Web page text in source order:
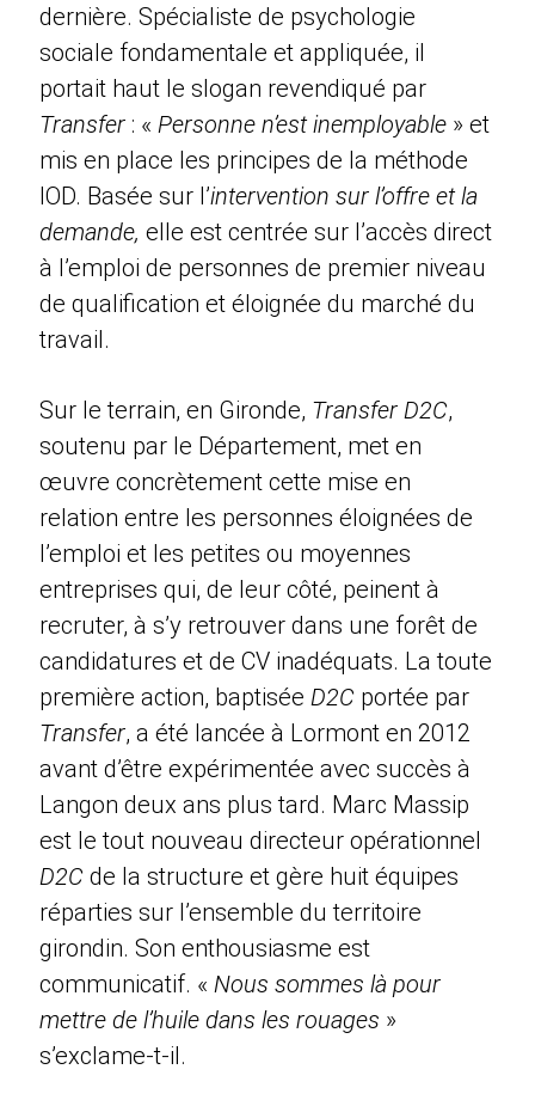
dernière. Spécialiste de psychologie
sociale fondamentale et appliquée, il
portait haut le slogan revendiqué par
Transfer : «Personne n’est inemployable » et
mis en place les principes de la méthode
IOD. Basée sur l’intervention sur l’offre et la
demande,elle est centrée sur l’accès direct
à l’emploi de personnes de premier niveau
de qualification et éloignée du marché du
travail.
Sur le terrain, en Gironde, Transfer D2C,
soutenu par le Département, met en
œuvre concrètement cette mise en
relation entre les personnes éloignées de
l’emploi et les petites ou moyennes
entreprises qui, de leur côté, peinent à
recruter, à s’y retrouver dans une forêt de
candidatures et de CV inadéquats. La toute
première action, baptiséeD2C portée par
Transfer, a été lancée à Lormont en 2012
avant d’être expérimentée avec succès à
Langon deux ans plus tard. Marc Massip
est le tout nouveau directeur opérationnel
D2C de la structure et gère huit équipes
réparties sur l’ensemble du territoire
girondin. Son enthousiasme est
communicatif. «Nous sommes là pour
mettre de l’huile dans les rouages »
s’exclame-t-il.